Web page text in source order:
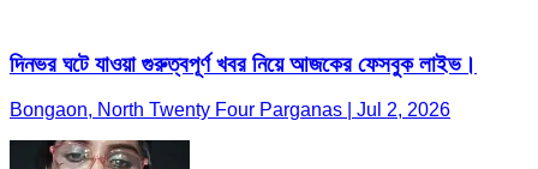
দিনভর ঘটে যাওয়া গুরুত্বপূর্ণ খবর নিয়ে আজকের ফেসবুক লাইভ।
Bongaon, North Twenty Four Parganas | Jul 2, 2026